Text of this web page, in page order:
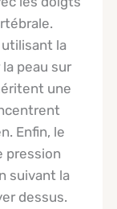
utilisant la
peau sur
une
Enfin, le
pression
suivant la
dessus.